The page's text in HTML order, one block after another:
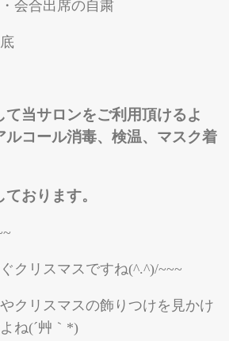
会合出席の自粛
て当サロンをご利用頂けるよ
ルコール消毒、検温、マスク着
おります。
クリスマスですね(^.^)/~~~
クリスマスの飾りつけを見かけ
ね(´艸｀*)